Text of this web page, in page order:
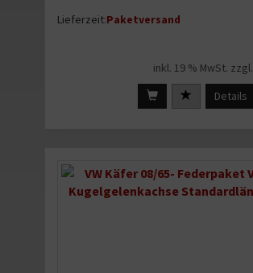
Lieferzeit:Paketversand
inkl. 19 % MwSt. zzgl.
Details